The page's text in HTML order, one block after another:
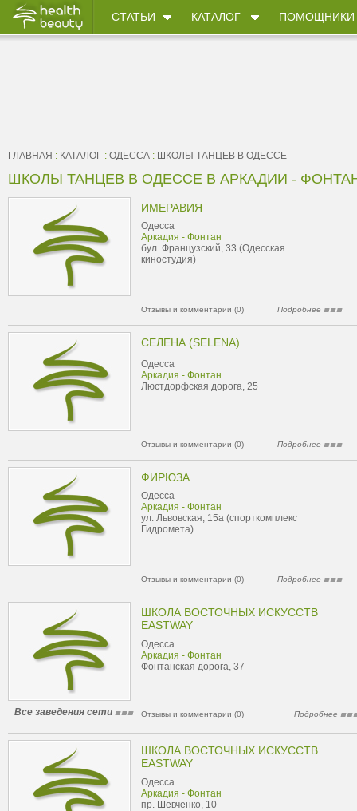
СТАТЬИ КАТАЛОГ ПОМОЩНИКИ
ГЛАВНАЯ : КАТАЛОГ : ОДЕССА : ШКОЛЫ ТАНЦЕВ В ОДЕССЕ
ШКОЛЫ ТАНЦЕВ В ОДЕССЕ В АРКАДИИ -
ИМЕРАВИЯ
Одесса
Аркадия - Фонтан
бул. Французский, 33 (Одесская
киностудия)
Отзывы и комментарии (0) Подробнее
СЕЛЕНА (SELENA)
Одесса
Аркадия - Фонтан
Люстдорфская дорога, 25
Отзывы и комментарии (0) Подробнее
ФИРЮЗА
Одесса
Аркадия - Фонтан
ул. Львовская, 15а (спорткомплекс
Гидромета)
Отзывы и комментарии (0) Подробнее
ШКОЛА ВОСТОЧНЫХ ИСКУССТВ
EASTWAY
Одесса
Аркадия - Фонтан
Фонтанская дорога, 37
Все заведения сети Отзывы и комментарии (0) Подробнее
ШКОЛА ВОСТОЧНЫХ ИСКУССТВ
EASTWAY
Одесса
Аркадия - Фонтан
пр. Шевченко, 10